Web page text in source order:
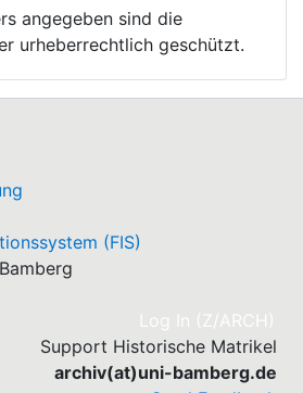
angegeben sind die
urheberrechtlich geschützt.
(FIS)
Log In (Z/ARCH)
Support Historische Matrikel
archiv(at)uni-bamberg.de